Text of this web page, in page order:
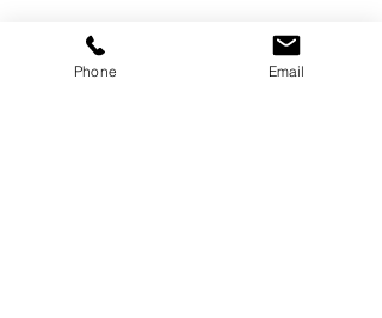
Phone Email